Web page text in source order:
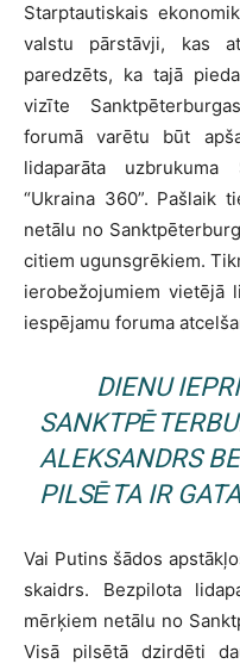
Starptautiskais
valstu pārstāvji, kas
paredzēts, ka tajā
vizīte
forumā varētu būt
lidaparāta uzbrukuma
“Ukraina 360”. Pašlaik
netālu no
citiem ugunsgrēkiem.
ierobežojumiem vietējā
iespējamu foruma
DIENU
ALEKSANDRS
PILSĒTA IR
Vai Putins šādos
skaidrs. Bezpilota
mērķiem netālu no
Visā pilsētā dzirdēti